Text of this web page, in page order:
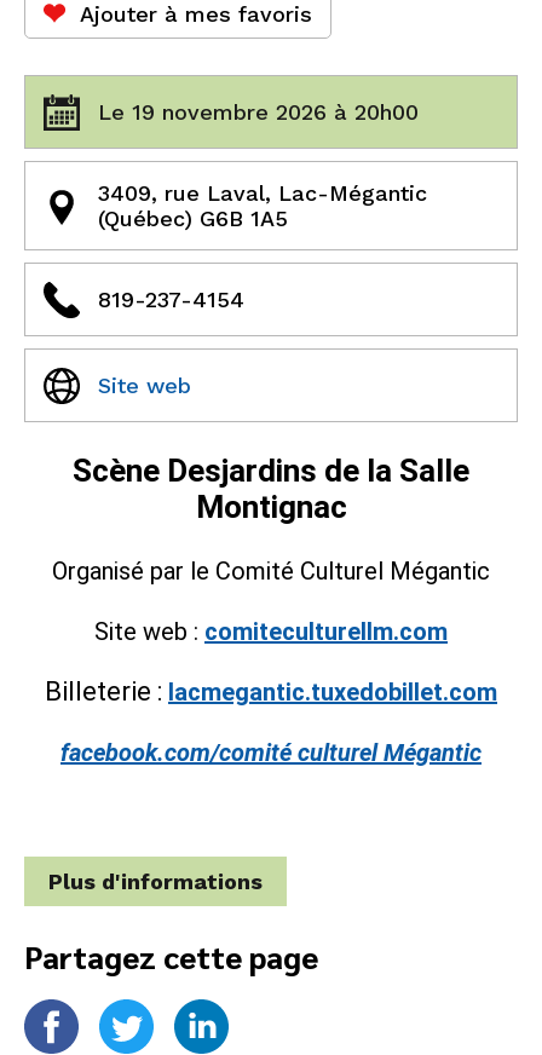
Ajouter à mes favoris
Le 19 novembre 2026 à 20h00
3409, rue Laval, Lac-Mégantic
(Québec) G6B 1A5
819-237-4154
Site web
Scène Desjardins de la Salle
Montignac
Organisé par le Comité Culturel Mégantic
Site web : comiteculturellm.com
Billeterie : lacmegantic.tuxedobillet.com
facebook.com/comité culturel Mégantic
Plus d'informations
Partagez cette page